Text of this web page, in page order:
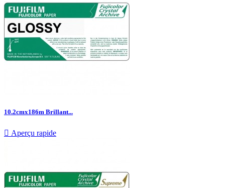
10.2cmx186m Brillant...
 Aperçu rapide